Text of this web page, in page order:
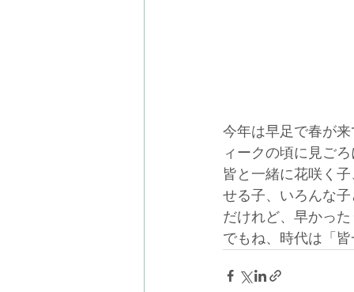
今年は早足で春が
ィークの頃に見ご
皆と一緒に花咲く
せる子、いろんな
だけれど、早かっ
でもね、時代は「